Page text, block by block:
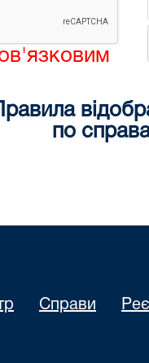
Правила
по
Справи